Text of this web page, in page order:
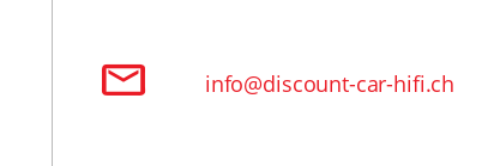
info@discount-car-hifi.ch